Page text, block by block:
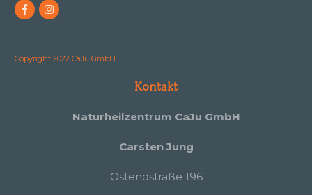
Copyright 2022 CaJu GmbH
Kontakt
Naturheilzentrum CaJu GmbH
Carsten Jung
Ostendstraße 196